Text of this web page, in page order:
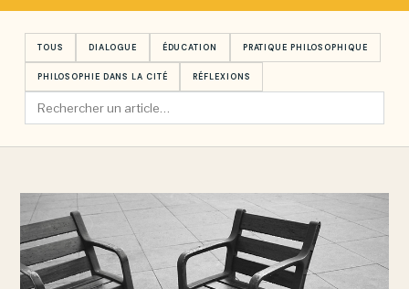
TOUS DIALOGUE ÉDUCATION PRATIQUE PHILOSOPHIQUE
PHILOSOPHIE DANS LA CITÉ RÉFLEXIONS